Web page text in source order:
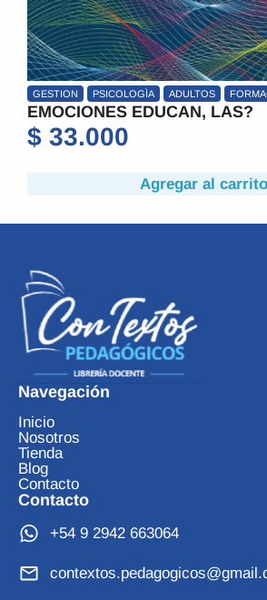
GESTION PSICOLOGÌA ADULTOS
EMOCIONES EDUCAN, LAS?
$ 33.000
Agregar al carrito
Navegación
Inicio
Nosotros
Tienda
Blog
Contacto
Contacto
+54 9 2942 663064